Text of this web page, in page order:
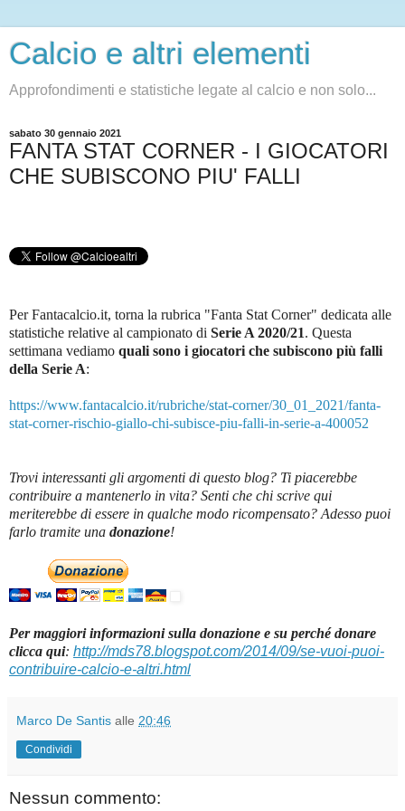
Calcio e altri elementi
Approfondimenti e statistiche legate al calcio e non solo...
sabato 30 gennaio 2021
FANTA STAT CORNER - I GIOCATORI
CHE SUBISCONO PIU' FALLI
Per Fantacalcio.it, torna la rubrica "Fanta Stat Corner" dedicata alle
statistiche relative al campionato di Serie A 2020/21. Questa
settimana vediamo quali sono i giocatori che subiscono più falli
della Serie A:
https://www.fantacalcio.it/rubriche/stat-corner/30_01_2021/fanta-
stat-corner-rischio-giallo-chi-subisce-piu-falli-in-serie-a-400052
Trovi interessanti gli argomenti di questo blog? Ti piacerebbe
contribuire a mantenerlo in vita? Senti che chi scrive qui
meriterebbe di essere in qualche modo ricompensato? Adesso puoi
farlo tramite una donazione!
Per maggiori informazioni sulla donazione e su perché donare
clicca qui: http://mds78.blogspot.com/2014/09/se-vuoi-puoi-
contribuire-calcio-e-altri.html
Marco De Santis alle 20:46
Condividi
Nessun commento: